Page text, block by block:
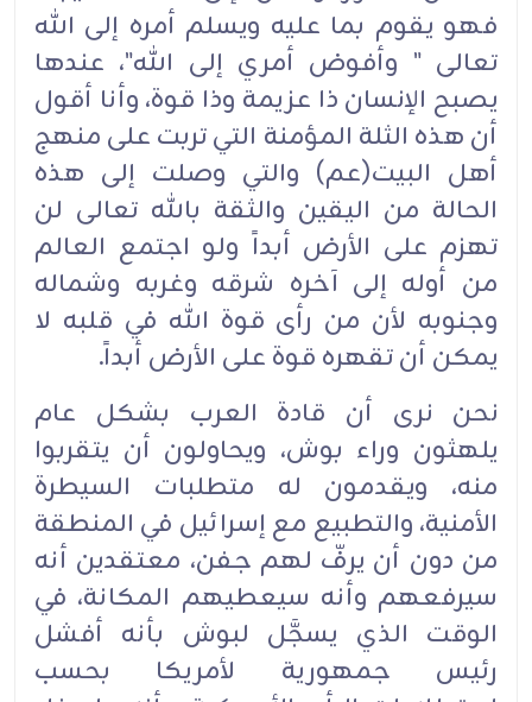
فهو يقوم بما عليه ويسلم أمره إلى الله
تعالى " وأفوض أمري إلى الله"، عندها
يصبح الإنسان ذا عزيمة وذا قوة، وأنا أقول
أن هذه الثلة المؤمنة التي تربت على منهج
أهل البيت(عم) والتي وصلت إلى هذه
الحالة من اليقين والثقة بالله تعالى لن
تهزم على الأرض أبداً ولو اجتمع العالم
من أوله إلى آخره شرقه وغربه وشماله
وجنوبه لأن من رأى قوة الله في قلبه لا
يمكن أن تقهره قوة على الأرض أبداً.
نحن نرى أن قادة العرب بشكل عام
يلهثون وراء بوش، ويحاولون أن يتقربوا
منه، ويقدمون له متطلبات السيطرة
الأمنية، والتطبيع مع إسرائيل في المنطقة
من دون أن يرفّ لهم جفن، معتقدين أنه
سيرفعهم وأنه سيعطيهم المكانة، في
الوقت الذي يسجَّل لبوش بأنه أفشل
رئيس جمهورية لأمريكا بحسب